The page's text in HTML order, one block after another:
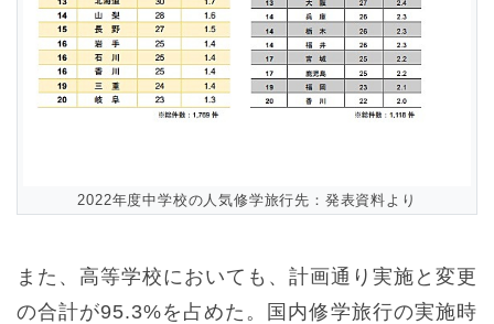
2022年度中学校の人気修学旅行先：発表資料より
また、高等学校においても、計画通り実施と変更
の合計が95.3%を占めた。国内修学旅行の実施時